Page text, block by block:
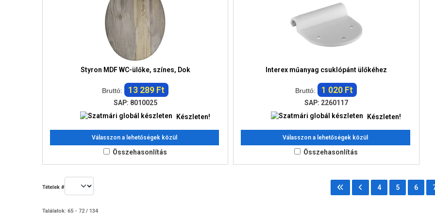
Styron MDF WC-ülőke, színes, Dok
Bruttó: 13 289 Ft
SAP: 8010025
Készleten!
Válasszon a lehetőségek közül
Összehasonlítás
Interex műanyag csuklópánt ülőkéhez
Bruttó: 1 020 Ft
SAP: 2260117
Készleten!
Válasszon a lehetőségek közül
Összehasonlítás
Tételek # 4 5 6
Találatok: 65 - 72 / 134